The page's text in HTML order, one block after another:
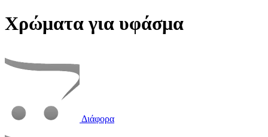
Χρώματα για υφάσμα
Διάφορα